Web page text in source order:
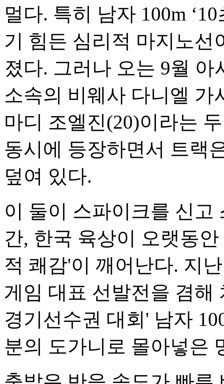
멀다. 특히 남자 100m
기 힘든 심리적 마지노
졌다. 그러나 오는 9월
소속의 비웨사 다니엘 가
마디 조엘진(20)이라는
동시에 등장하면서 트랙
덮여 있다.
이 둘이 스파이크를 신고
간, 한국 육상이 오랫동
적 쾌감'이 깨어난다. 지
게임 대표 선발전을 겸해
경기선수권 대회' 남자
분의 도가니로 몰아넣은